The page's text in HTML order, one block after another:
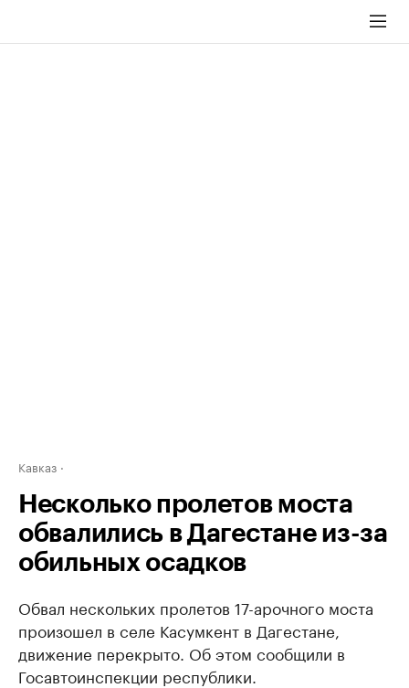
Кавказ
Несколько пролетов моста
обвалились в Дагестане из-за
обильных осадков
Обвал нескольких пролетов 17-арочного моста
произошел в селе Касумкент в Дагестане,
движение перекрыто. Об этом сообщили в
Госавтоинспекции республики.